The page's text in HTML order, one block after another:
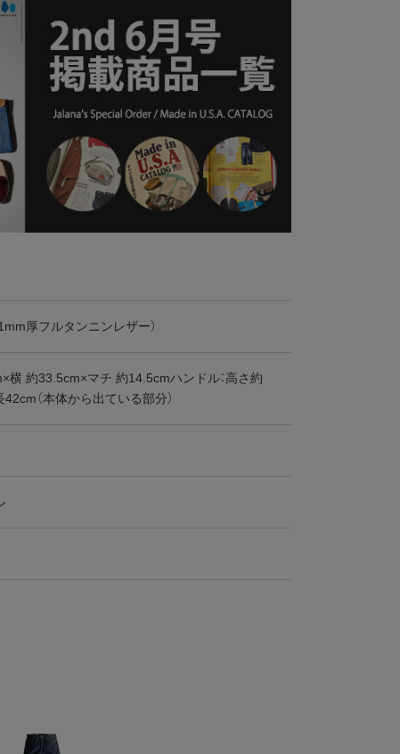
厚フルタンニンレザー）
横 約33.5cm×マチ 約14.5cmハンドル：高さ約
42cm（本体から出ている部分）